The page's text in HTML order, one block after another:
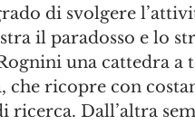
di svolgere
il paradosso e lo
una cattedra
che ricopre con
ricerca. Dall’altra